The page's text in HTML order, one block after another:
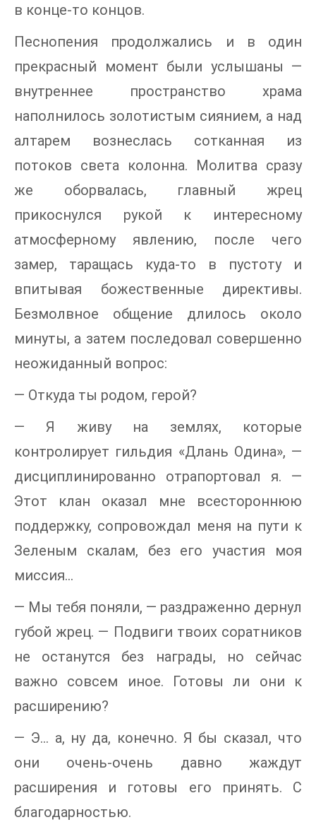
в конце-то концов.
Песнопения продолжались и в один
прекрасный момент были услышаны —
внутреннее пространство храма
наполнилось золотистым сиянием, а над
алтарем вознеслась сотканная из
потоков света колонна. Молитва сразу
же оборвалась, главный жрец
прикоснулся рукой к интересному
атмосферному явлению, после чего
замер, таращась куда-то в пустоту и
впитывая божественные директивы.
Безмолвное общение длилось около
минуты, а затем последовал совершенно
неожиданный вопрос:
— Откуда ты родом, герой?
— Я живу на землях, которые
контролирует гильдия «Длань Одина», —
дисциплинированно отрапортовал я. —
Этот клан оказал мне всестороннюю
поддержку, сопровождал меня на пути к
Зеленым скалам, без его участия моя
миссия…
— Мы тебя поняли, — раздраженно дернул
губой жрец. — Подвиги твоих соратников
не останутся без награды, но сейчас
важно совсем иное. Готовы ли они к
расширению?
— Э… а, ну да, конечно. Я бы сказал, что
они очень-очень давно жаждут
расширения и готовы его принять. С
благодарностью.